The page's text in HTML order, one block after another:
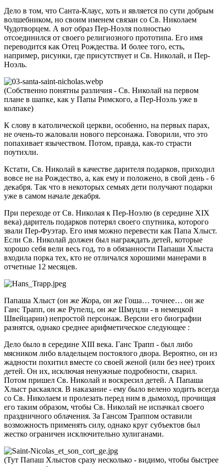
Дело в том, что Санта-Клаус, хоть и является по сути добрым
волшебником, но своим именем связан со Св. Николаем
Чудотворцем. А вот образ Пер-Ноэля полностью
отсоединился от своего религиозного прототипа. Его имя
переводится как Отец Рождества. И более того, есть,
например, рисунки, где присутствует и Св. Николай, и Пер-
Ноэль.
(Собственно понятны различия - Св. Николай на первом
плане в шапке, как у Папы Римского, а Пер-Ноэль уже в
колпаке)
К слову в католической церкви, особенно, на первых парах,
не очень-то жаловали нового персонажа. Говорили, что это
попахивает язычеством. Потом, правда, как-то страсти
поутихли.
Кстати, Св. Николай в качестве дарителя подарков, приходил
вовсе не на Рождество, а, как ему и положено, в свой день - 6
декабря. Так что в некоторых семьях дети получают подарки
уже в самом начале декабря.
При переходе от Св. Николая к Пер-Ноэлю (в середине XIX
века) даритель подарков потерял своего спутника, которого
звали Пер-Фуэтар. Его имя можно перевести как Папа Хлыст.
Если Св. Николай должен был награждать детей, которые
хорошо себя вели весь год, то в обязанности Папаши Хлыста
входила порка тех, кто не отличался хорошими манерами в
отчетные 12 месяцев.
Папаша Хлыст (он же Жора, он же Гоша… точнее… он же
Ганс Трапп, он же Рупелц, он же Шмуцли - в немецкой
Швейцарии) непростой персонаж. Версии его биографии
разнятся, однако среднее арифметическое следующее :
Дело было в середине XIII века. Ганс Трапп - был либо
мясником либо владельцем постоялого двора. Вероятно, он из
жадности похитил вместе со своей женой (или без нее) троих
детей. Он их, исключая ненужные подробности, сварил.
Потом пришел Св. Николай и воскресил детей. А Папаша
Хлыст раскаялся. В наказание - ему было велено ходить всегда
со Св. Николаем и пролезать перед ним в дымоход, прочищая
его таким образом, чтобы Св. Николай не испачкал своего
праздничного облачения. За Гансом Траппом оставили
возможность применять силу, однако круг субъектов был
жестко ограничен исключительно хулиганами.
(Тут Папаш Хлыстов сразу несколько - видимо, чтобы быстрее